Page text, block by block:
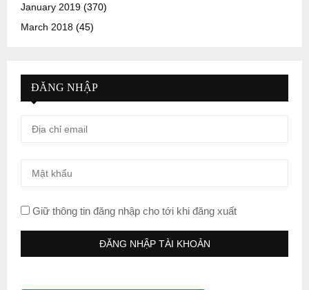
January 2019 (370)
March 2018 (45)
ĐĂNG NHẬP
Giữ thông tin đăng nhập cho tới khi đăng xuất